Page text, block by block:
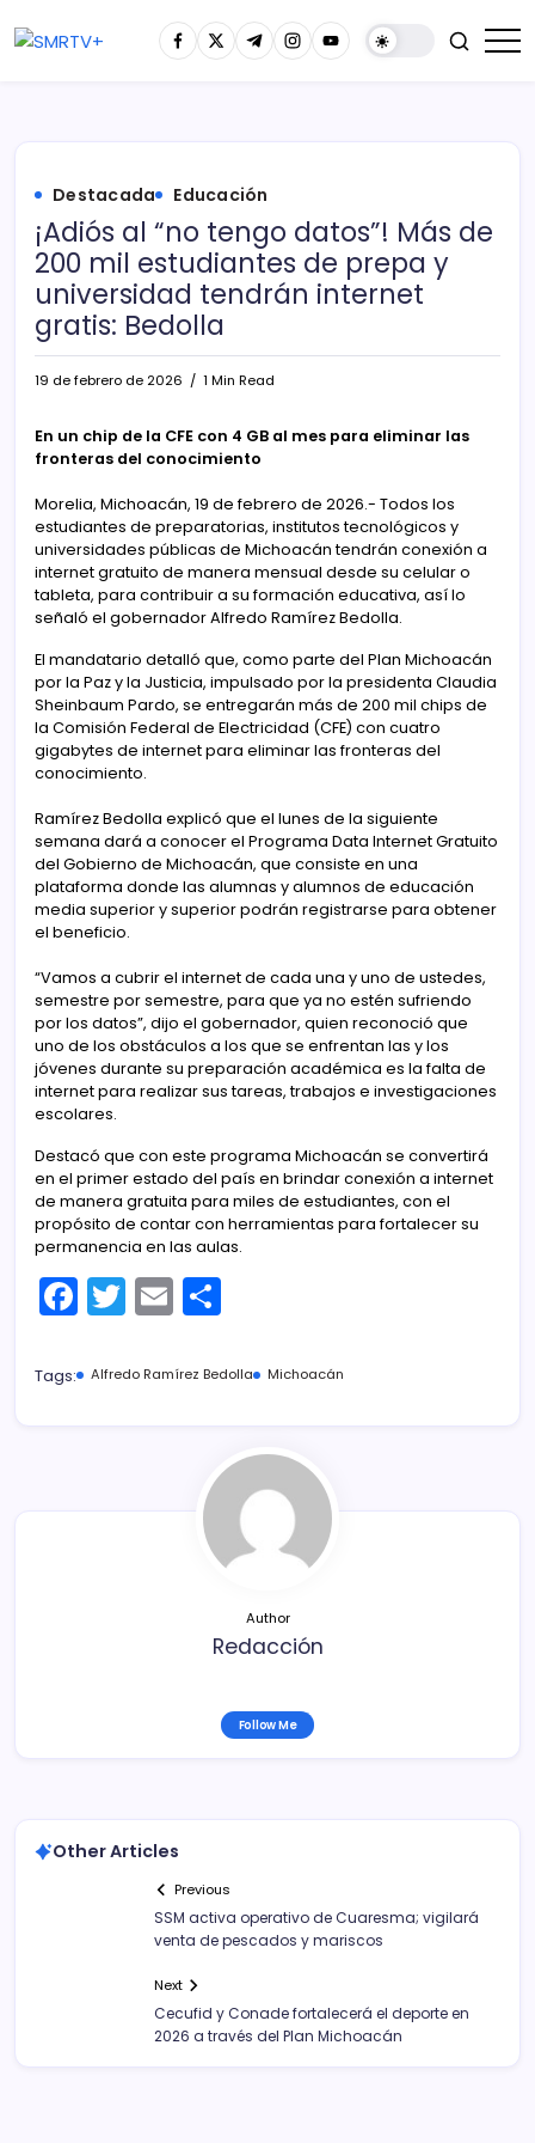
Destacada Educación
¡Adiós al “no tengo datos”! Más de
200 mil estudiantes de prepa y
universidad tendrán internet
gratis: Bedolla
19 de febrero de 2026 1 Min Read
En un chip de la CFE con 4 GB al mes para eliminar las
fronteras del conocimiento
Morelia, Michoacán, 19 de febrero de 2026.- Todos los
estudiantes de preparatorias, institutos tecnológicos y
universidades públicas de Michoacán tendrán conexión a
internet gratuito de manera mensual desde su celular o
tableta, para contribuir a su formación educativa, así lo
señaló el gobernador Alfredo Ramírez Bedolla.
El mandatario detalló que, como parte del Plan Michoacán
por la Paz y la Justicia, impulsado por la presidenta Claudia
Sheinbaum Pardo, se entregarán más de 200 mil chips de
la Comisión Federal de Electricidad (CFE) con cuatro
gigabytes de internet para eliminar las fronteras del
conocimiento.
Ramírez Bedolla explicó que el lunes de la siguiente
semana dará a conocer el Programa Data Internet Gratuito
del Gobierno de Michoacán, que consiste en una
plataforma donde las alumnas y alumnos de educación
media superior y superior podrán registrarse para obtener
el beneficio.
“Vamos a cubrir el internet de cada una y uno de ustedes,
semestre por semestre, para que ya no estén sufriendo
por los datos”, dijo el gobernador, quien reconoció que
uno de los obstáculos a los que se enfrentan las y los
jóvenes durante su preparación académica es la falta de
internet para realizar sus tareas, trabajos e investigaciones
escolares.
Destacó que con este programa Michoacán se convertirá
en el primer estado del país en brindar conexión a internet
de manera gratuita para miles de estudiantes, con el
propósito de contar con herramientas para fortalecer su
permanencia en las aulas.
F
a
c
T
w
itt
E
m
ai m
ar
tir
Tags: Alfredo Ramírez Bedolla Michoacán
Author
Redacción
Follow Me
Other Articles
Previous
SSM activa operativo de Cuaresma; vigilará
venta de pescados y mariscos
Next
Cecufid y Conade fortalecerá el deporte en
2026 a través del Plan Michoacán